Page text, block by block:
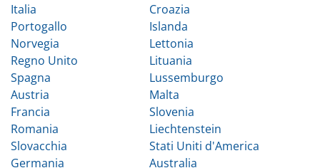
Italia
Portogallo
Norvegia
Regno Unito
Spagna
Austria
Francia
Romania
Slovacchia
Germania
Croazia
Islanda
Lettonia
Lituania
Lussemburgo
Malta
Slovenia
Liechtenstein
Stati Uniti d'America
Australia